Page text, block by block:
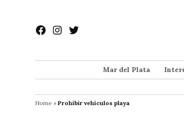
contenido
Facebook
Instagram
Twitter
Mar del Plata
Home » Prohibir vehículos playa